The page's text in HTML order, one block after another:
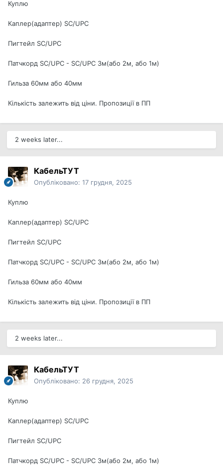
Куплю
Каплер(адаптер) SC/UPC
Пигтейл SC/UPC
Патчкорд SC/UPC - SC/UPC 3м(або 2м, або 1м)
Гильза 60мм або 40мм
Кількість залежить від ціни. Пропозиції в ПП
2 weeks later...
КабельТУТ
Опубліковано: 17 грудня, 2025
Куплю
Каплер(адаптер) SC/UPC
Пигтейл SC/UPC
Патчкорд SC/UPC - SC/UPC 3м(або 2м, або 1м)
Гильза 60мм або 40мм
Кількість залежить від ціни. Пропозиції в ПП
2 weeks later...
КабельТУТ
Опубліковано: 26 грудня, 2025
Куплю
Каплер(адаптер) SC/UPC
Пигтейл SC/UPC
Патчкорд SC/UPC - SC/UPC 3м(або 2м, або 1м)